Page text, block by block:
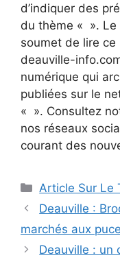
d’indiquer des
du thème « ».
soumet de lire
deauville-
numérique qui
publiées sur le
« ». Consultez
nos réseaux
courant des
Catégories
Article Sur Le
Navigation
Deauville :
marchés aux
Deauville : un